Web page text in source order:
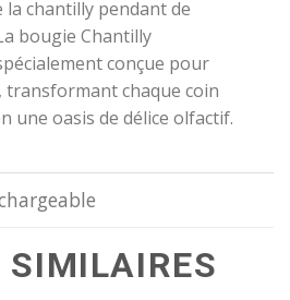
chantilly pendant de
bougie Chantilly
conçue pour
chaque coin
une oasis de délice olfactif.
SIMILAIRES